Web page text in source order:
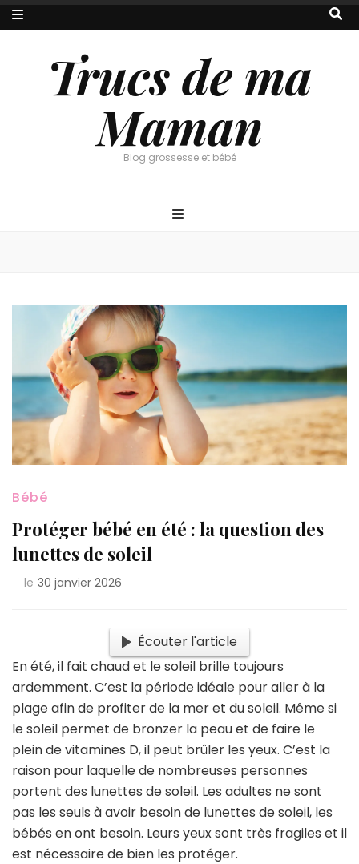
Trucs de ma
Maman
Blog grossesse et bébé
Bébé
Protéger bébé en été : la question des
lunettes de soleil
le 30 janvier 2026
Écouter l'article
En été, il fait chaud et le soleil brille toujours
ardemment. C’est la période idéale pour aller à la
plage afin de profiter de la mer et du soleil. Même si
le soleil permet de bronzer la peau et de faire le
plein de vitamines D, il peut brûler les yeux. C’est la
raison pour laquelle de nombreuses personnes
portent des lunettes de soleil. Les adultes ne sont
pas les seuls à avoir besoin de lunettes de soleil, les
bébés en ont besoin. Leurs yeux sont très fragiles et il
est nécessaire de bien les protéger.